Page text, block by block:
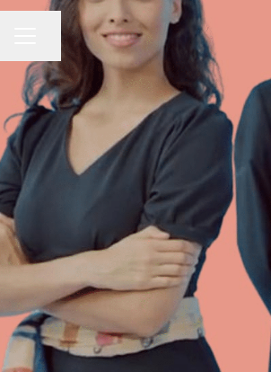
MENU CARRIÈRE
Partager la page